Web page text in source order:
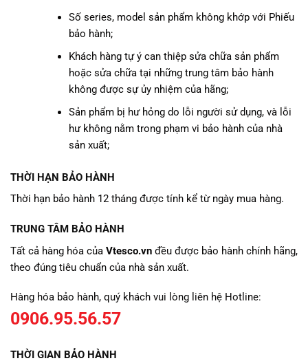
Số series, model sản phẩm không khớp với Phiếu
bảo hành;
Khách hàng tự ý can thiệp sửa chữa sản phẩm
hoặc sửa chữa tại những trung tâm bảo hành
không được sự ủy nhiệm của hãng;
Sản phẩm bị hư hỏng do lỗi người sử dụng, và lỗi
hư không nằm trong phạm vi bảo hành của nhà
sản xuất;
THỜI HẠN BẢO HÀNH
Thời hạn bảo hành 12 tháng được tính kể từ ngày mua hàng.
TRUNG TÂM BẢO HÀNH
Tất cả hàng hóa của Vtesco.vn đều được bảo hành chính hãng,
theo đúng tiêu chuẩn của nhà sản xuất.
Hàng hóa bảo hành, quý khách vui lòng liên hệ Hotline:
0906.95.56.57
THỜI GIAN BẢO HÀNH